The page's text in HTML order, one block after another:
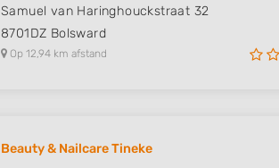
Samuel van Haringhouckstraat 32
8701DZ Bolsward
Op 12,94 km afstand
Beauty & Nailcare Tineke